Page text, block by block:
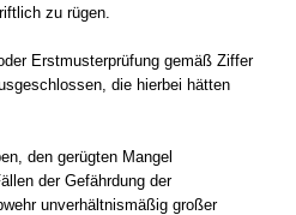
zu rügen.
Erstmusterprüfung gemäß Ziffer
die hierbei hätten
den gerügten Mangel
der Gefährdung der
unverhältnismäßig großer